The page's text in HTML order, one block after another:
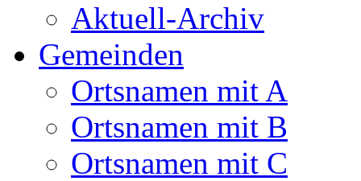
Aktuell-Archiv
Gemeinden
Ortsnamen mit A
Ortsnamen mit B
Ortsnamen mit C